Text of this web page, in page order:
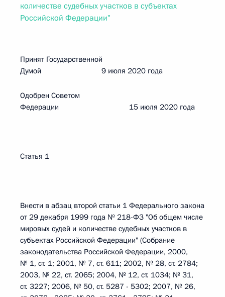
количестве судебных участков в субъектах
Российской Федерации"
Принят Государственной
Думой 9 июля 2020 года
Одобрен Советом
Федерации 15 июля 2020 года
Статья 1
Внести в абзац второй статьи 1 Федерального закона
от 29 декабря 1999 года № 218-ФЗ "Об общем числе
мировых судей и количестве судебных участков в
субъектах Российской Федерации" (Собрание
законодательства Российской Федерации, 2000,
№ 1, ст. 1; 2001, № 7, ст. 611; 2002, № 28, ст. 2784;
2003, № 22, ст. 2065; 2004, № 12, ст. 1034; № 31,
ст. 3227; 2006, № 50, ст. 5287 - 5302; 2007, № 26,